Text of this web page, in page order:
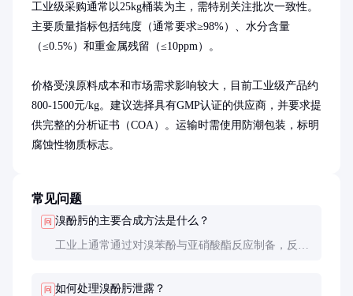
工业级采购通常以25kg桶装为主，需特别关注批次一致性。
主要质量指标包括纯度（通常要求≥98%）、水分含量
（≤0.5%）和重金属残留（≤10ppm）。
价格受溴原料成本和市场需求影响较大，目前工业级产品约
800-1500元/kg。建议选择具有GMP认证的供应商，并要求提
供完整的分析证书（COA）。运输时需使用防潮包装，标明
腐蚀性物质标志。
常见问题
问 溴酚肟的主要合成方法是什么？
工业上通常通过对溴苯酚与亚硝酸酯反应制备，反应
问 如何处理溴酚肟泄露？